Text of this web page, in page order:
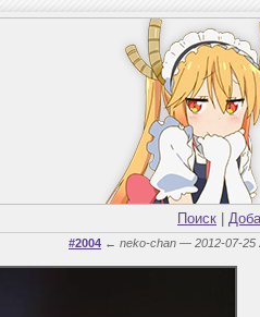
Поиск
#2004 ← neko-chan — 2012-07-25